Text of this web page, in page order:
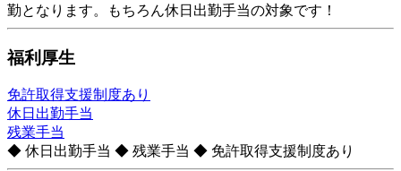
勤となります。もちろん休日出勤手当の対象です！
福利厚生
免許取得支援制度あり
休日出勤手当
残業手当
◆ 休日出勤手当 ◆ 残業手当 ◆ 免許取得支援制度あり